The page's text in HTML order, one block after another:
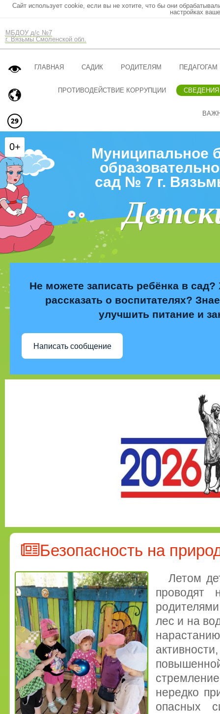
Сайт использует cookie, если вы не хотите, что бы они
настройках
МБДОУ д/с №7
г. Вязьмы Смоленской обл.
ГЛАВНАЯ САДИК РОДИТЕЛЯМ ПЕДАГОГАМ
ПРОТИВОДЕЙСТВИЕ КОРРУПЦИИ
Муниципальное
сад № 7 г.
Не можете записать ребёнка в сад?
рассказать о воспитателях?
улучшить питание и
Написать сообщение
Безопасность на
Летом
лес и на
нередко
опасных
0+